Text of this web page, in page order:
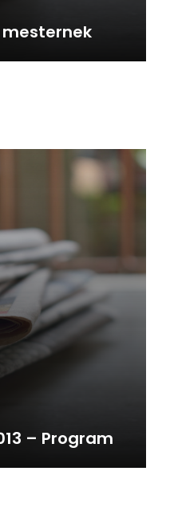
mesternek
– Program